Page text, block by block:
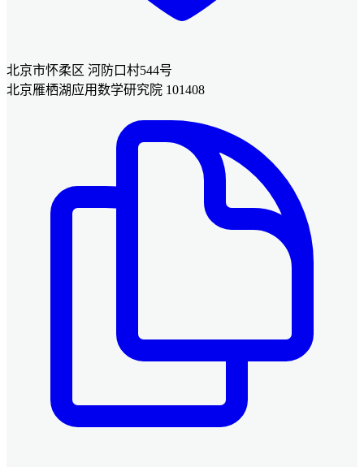
北京市怀柔区 河防口村544号
北京雁栖湖应用数学研究院 101408